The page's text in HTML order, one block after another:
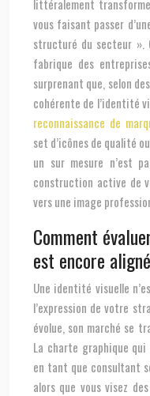
littéralement
vous faisant passer
structuré du secteur ».
fabrique des
surprenant que, selon
cohérente de l’identité
reconnaissance de
set d’icônes de qualité
un sur mesure n’est
construction active de
vers une image
Comment
est encore
Une identité visuelle
l’expression de votre
évolue, son marché se
La charte graphique
en tant que consultant
alors que vous visez